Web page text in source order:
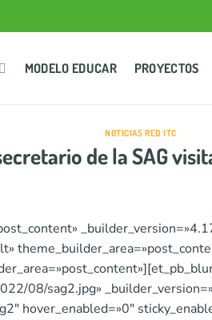
MODELO EDUCAR PROYECTOS
NOTICIAS RED ITC
de la SAG
08/sag2.jpg»
hover_enabled=»0″